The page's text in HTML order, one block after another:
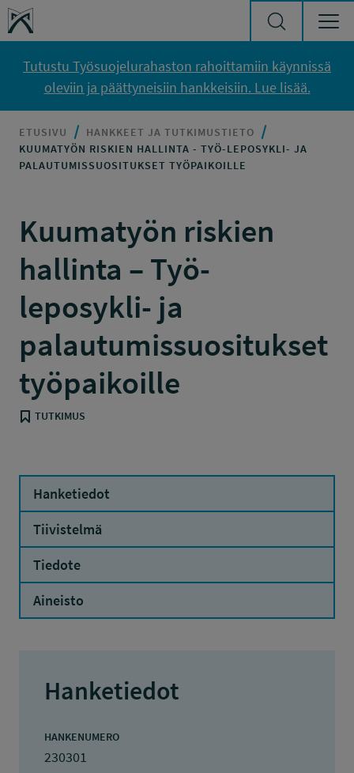
Siirry sisältöön
Työsuojelurahasto
Tutustu Työsuojelurahaston rahoittamiin käynnissä
oleviin ja päättyneisiin hankkeisiin. Lue lisää.
ETUSIVU
HANKKEET JA TUTKIMUSTIETO
KUUMATYÖN RISKIEN HALLINTA - TYÖ-LEPOSYKLI- JA
PALAUTUMISSUOSITUKSET TYÖPAIKOILLE
Kuumatyön riskien
hallinta – Työ-
leposykli- ja
palautumissuositukset
työpaikoille
TUTKIMUS
Hanketiedot
Tiivistelmä
Tiedote
Aineisto
Hanketiedot
HANKENUMERO
230301